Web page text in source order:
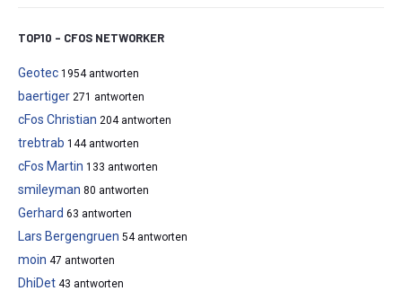
TOP10 – CFOS NETWORKER
Geotec 1954 antworten
baertiger 271 antworten
cFos Christian 204 antworten
trebtrab 144 antworten
cFos Martin 133 antworten
smileyman 80 antworten
Gerhard 63 antworten
Lars Bergengruen 54 antworten
moin 47 antworten
DhiDet 43 antworten